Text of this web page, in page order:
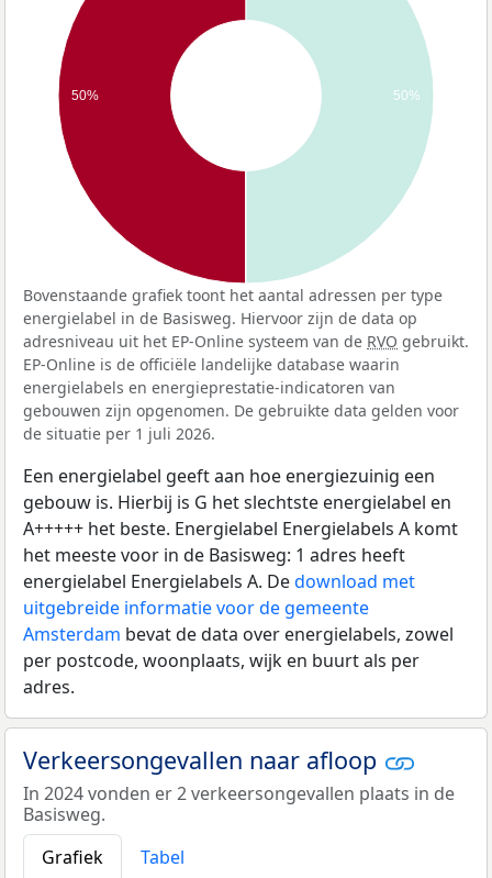
50% 50%
Bovenstaande grafiek toont het aantal adressen per type
energielabel in de Basisweg. Hiervoor zijn de data op
adresniveau uit het EP-Online systeem van de RVO gebruikt.
EP-Online is de officiële landelijke database waarin
energielabels en energieprestatie-indicatoren van
gebouwen zijn opgenomen. De gebruikte data gelden voor
de situatie per 1 juli 2026.
Een energielabel geeft aan hoe energiezuinig een
gebouw is. Hierbij is G het slechtste energielabel en
A+++++ het beste. Energielabel Energielabels A komt
het meeste voor in de Basisweg: 1 adres heeft
energielabel Energielabels A. Dedownload met
uitgebreide informatie voor de gemeente
Amsterdam bevat de data over energielabels, zowel
per postcode, woonplaats, wijk en buurt als per
adres.
Verkeersongevallen naar afloop
In 2024 vonden er 2 verkeersongevallen plaats in de
Basisweg.
Grafiek
Tabel